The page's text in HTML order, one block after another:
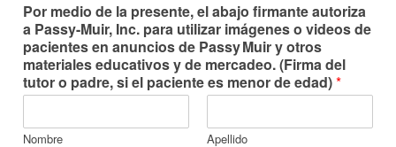
Por medio de la presente, el abajo firmante autoriza
a Passy-Muir, Inc. para utilizar imágenes o videos de
pacientes en anuncios de Passy Muiry otros
materiales educativos y de mercadeo. (Firma del
tutor o padre, si el paciente es menor de edad)*
Nombre Apellido